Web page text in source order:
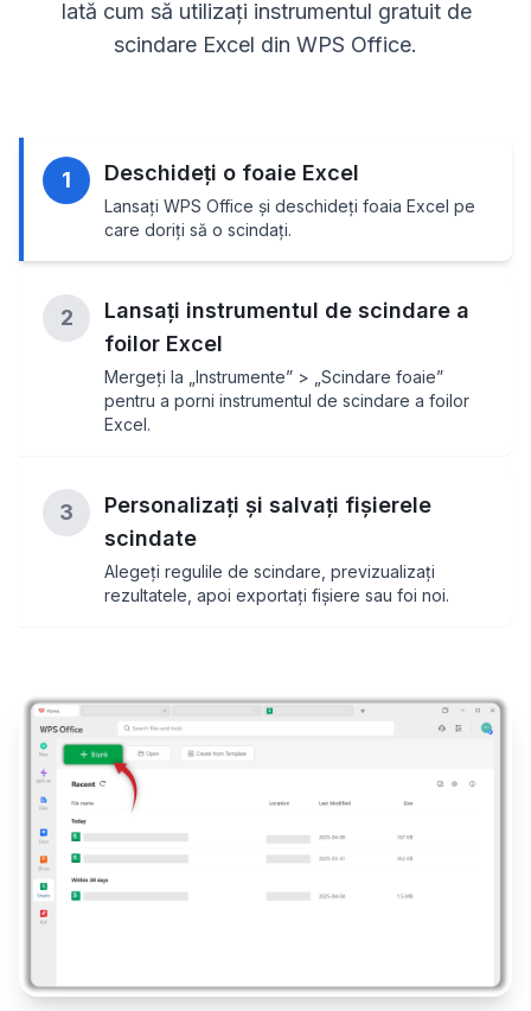
Iată cum să utilizați instrumentul gratuit de
scindare Excel din WPS Office.
1 Deschideți o foaie Excel
Lansați WPS Office și deschideți foaia Excel pe
care doriți să o scindați.
2
Lansați instrumentul de scindare a
foilor Excel
Mergeți la „Instrumente” > „Scindare foaie”
pentru a porni instrumentul de scindare a foilor
Excel.
3
Personalizați și salvați fișierele
scindate
Alegeți regulile de scindare, previzualizați
rezultatele, apoi exportați fișiere sau foi noi.